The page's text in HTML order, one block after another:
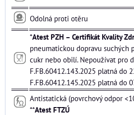
Odolná proti otěru
*Atest PZH – Certifikát Kvality
pneumatickou dopravu suchých
cukr nebo obilí. Nepoužívat pro
F.FB.60412.143.2025 platná do
F.FB.60412.145.2025 platná do
Antistatická (povrchový odpor
**Atest FTZÚ